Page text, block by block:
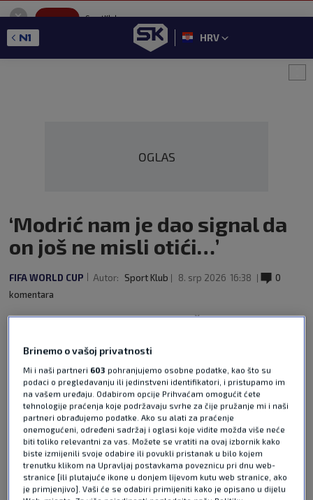
SportKlub
GET - On the Google Play
HRV
OGLAS
‘Modrić nam je dao signal da
on još ne misli otići…’
FIFA WORLD CUP Autor: Sport Klub 8. srp 2026 16:38
0
komentara
U emisiji JutroSK kod naše Ines Švagelj gostovao
razgovoru je analizirao nastupe hrvatske
reprezentacije na Svjetskom prvenstvu, osvrnuo
se na status senatora te prokomentirao igre
ostalih reprezentacije. Govorio je i o stanju u
hrvatskom klupskom nogometu uoči početka
nove sezone HNL-a, koja je sve bliže.
Pročitaj više
Brinemo o vašoj privatnosti
Mi i naši partneri 603 pohranjujemo osobne podatke, kao što su
podaci o pregledavanju ili jedinstveni identifikatori, i pristupamo im
na vašem uređaju. Odabirom opcije Prihvaćam omogućit ćete
tehnologije praćenja koje podržavaju svrhe za čije pružanje mi i naši
partneri obrađujemo podatke. Ako su alati za praćenje
onemogućeni, određeni sadržaj i oglasi koje vidite možda više neće
biti toliko relevantni za vas. Možete se vratiti na ovaj izbornik kako
biste izmijenili svoje odabire ili povukli pristanak u bilo kojem
trenutku klikom na Upravljaj postavkama poveznicu pri dnu web-
stranice [ili plutajuće ikone u donjem lijevom kutu web stranice, ako
je primjenjivo]. Vaši će se odabiri primijeniti kako je opisano u dijelu